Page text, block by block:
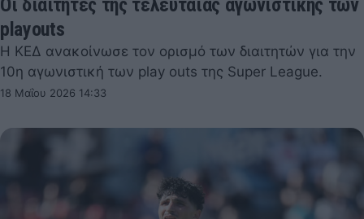
Οι διαιτητές της τελευταίας αγωνιστικής των
playouts
Η ΚΕΔ ανακοίνωσε τον ορισμό των διαιτητών για την
10η αγωνιστική των play outs της Super League.
18 Μαΐου 2026 14:33